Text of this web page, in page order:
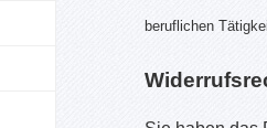
beruflichen